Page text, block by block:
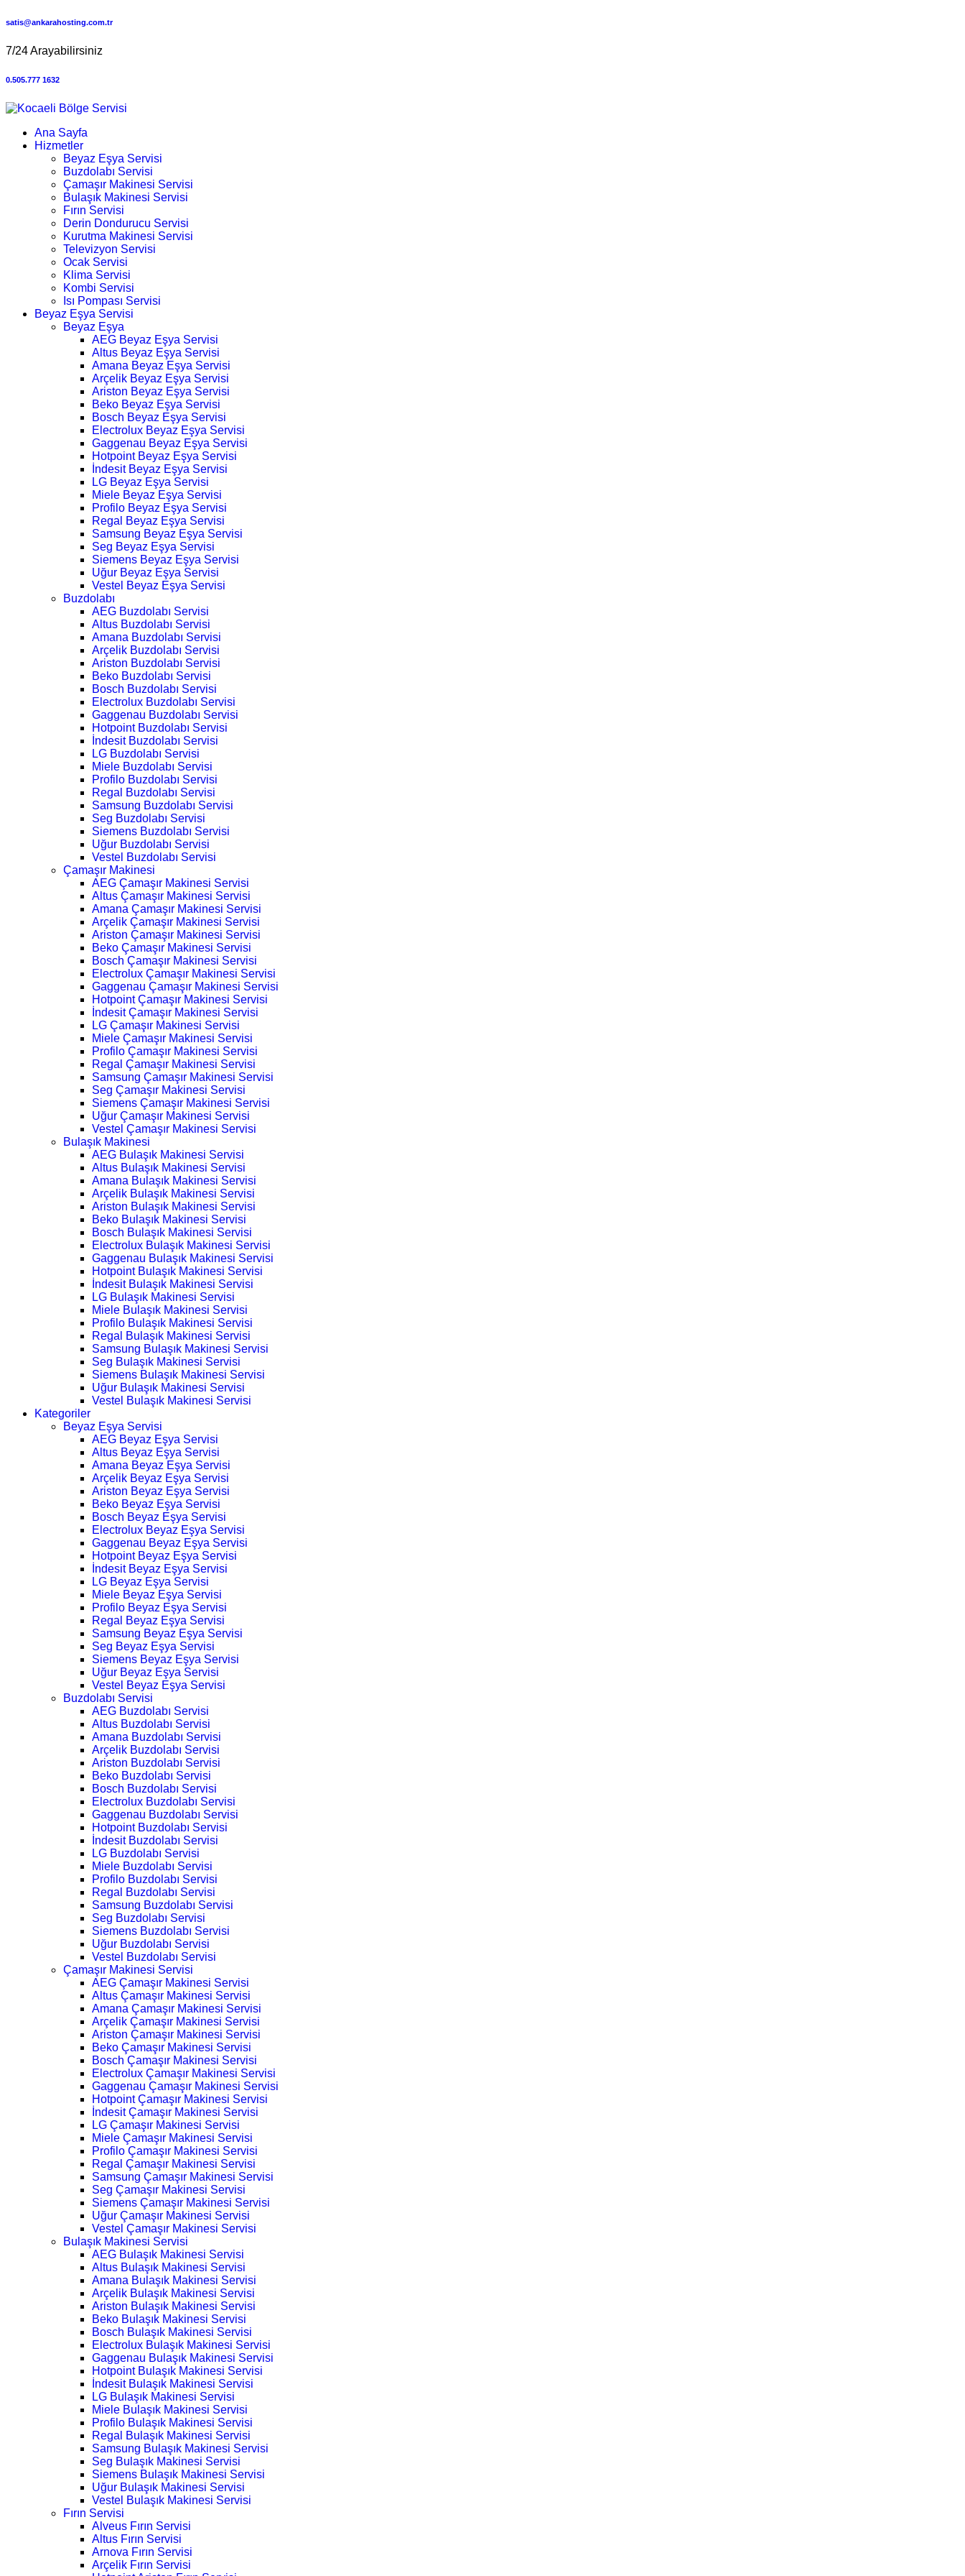
satis@ankarahosting.com.tr
7/24 Arayabilirsiniz
0.505.777 1632
Ana Sayfa
Hizmetler
Beyaz Eşya Servisi
Buzdolabı Servisi
Çamaşır Makinesi Servisi
Bulaşık Makinesi Servisi
Fırın Servisi
Derin Dondurucu Servisi
Kurutma Makinesi Servisi
Televizyon Servisi
Ocak Servisi
Klima Servisi
Kombi Servisi
Isı Pompası Servisi
Beyaz Eşya Servisi
Beyaz Eşya
AEG Beyaz Eşya Servisi
Altus Beyaz Eşya Servisi
Amana Beyaz Eşya Servisi
Arçelik Beyaz Eşya Servisi
Ariston Beyaz Eşya Servisi
Beko Beyaz Eşya Servisi
Bosch Beyaz Eşya Servisi
Electrolux Beyaz Eşya Servisi
Gaggenau Beyaz Eşya Servisi
Hotpoint Beyaz Eşya Servisi
İndesit Beyaz Eşya Servisi
LG Beyaz Eşya Servisi
Miele Beyaz Eşya Servisi
Profilo Beyaz Eşya Servisi
Regal Beyaz Eşya Servisi
Samsung Beyaz Eşya Servisi
Seg Beyaz Eşya Servisi
Siemens Beyaz Eşya Servisi
Uğur Beyaz Eşya Servisi
Vestel Beyaz Eşya Servisi
Buzdolabı
AEG Buzdolabı Servisi
Altus Buzdolabı Servisi
Amana Buzdolabı Servisi
Arçelik Buzdolabı Servisi
Ariston Buzdolabı Servisi
Beko Buzdolabı Servisi
Bosch Buzdolabı Servisi
Electrolux Buzdolabı Servisi
Gaggenau Buzdolabı Servisi
Hotpoint Buzdolabı Servisi
İndesit Buzdolabı Servisi
LG Buzdolabı Servisi
Miele Buzdolabı Servisi
Profilo Buzdolabı Servisi
Regal Buzdolabı Servisi
Samsung Buzdolabı Servisi
Seg Buzdolabı Servisi
Siemens Buzdolabı Servisi
Uğur Buzdolabı Servisi
Vestel Buzdolabı Servisi
Çamaşır Makinesi
AEG Çamaşır Makinesi Servisi
Altus Çamaşır Makinesi Servisi
Amana Çamaşır Makinesi Servisi
Arçelik Çamaşır Makinesi Servisi
Ariston Çamaşır Makinesi Servisi
Beko Çamaşır Makinesi Servisi
Bosch Çamaşır Makinesi Servisi
Electrolux Çamaşır Makinesi Servisi
Gaggenau Çamaşır Makinesi Servisi
Hotpoint Çamaşır Makinesi Servisi
İndesit Çamaşır Makinesi Servisi
LG Çamaşır Makinesi Servisi
Miele Çamaşır Makinesi Servisi
Profilo Çamaşır Makinesi Servisi
Regal Çamaşır Makinesi Servisi
Samsung Çamaşır Makinesi Servisi
Seg Çamaşır Makinesi Servisi
Siemens Çamaşır Makinesi Servisi
Uğur Çamaşır Makinesi Servisi
Vestel Çamaşır Makinesi Servisi
Bulaşık Makinesi
AEG Bulaşık Makinesi Servisi
Altus Bulaşık Makinesi Servisi
Amana Bulaşık Makinesi Servisi
Arçelik Bulaşık Makinesi Servisi
Ariston Bulaşık Makinesi Servisi
Beko Bulaşık Makinesi Servisi
Bosch Bulaşık Makinesi Servisi
Electrolux Bulaşık Makinesi Servisi
Gaggenau Bulaşık Makinesi Servisi
Hotpoint Bulaşık Makinesi Servisi
İndesit Bulaşık Makinesi Servisi
LG Bulaşık Makinesi Servisi
Miele Bulaşık Makinesi Servisi
Profilo Bulaşık Makinesi Servisi
Regal Bulaşık Makinesi Servisi
Samsung Bulaşık Makinesi Servisi
Seg Bulaşık Makinesi Servisi
Siemens Bulaşık Makinesi Servisi
Uğur Bulaşık Makinesi Servisi
Vestel Bulaşık Makinesi Servisi
Kategoriler
Beyaz Eşya Servisi
AEG Beyaz Eşya Servisi
Altus Beyaz Eşya Servisi
Amana Beyaz Eşya Servisi
Arçelik Beyaz Eşya Servisi
Ariston Beyaz Eşya Servisi
Beko Beyaz Eşya Servisi
Bosch Beyaz Eşya Servisi
Electrolux Beyaz Eşya Servisi
Gaggenau Beyaz Eşya Servisi
Hotpoint Beyaz Eşya Servisi
İndesit Beyaz Eşya Servisi
LG Beyaz Eşya Servisi
Miele Beyaz Eşya Servisi
Profilo Beyaz Eşya Servisi
Regal Beyaz Eşya Servisi
Samsung Beyaz Eşya Servisi
Seg Beyaz Eşya Servisi
Siemens Beyaz Eşya Servisi
Uğur Beyaz Eşya Servisi
Vestel Beyaz Eşya Servisi
Buzdolabı Servisi
AEG Buzdolabı Servisi
Altus Buzdolabı Servisi
Amana Buzdolabı Servisi
Arçelik Buzdolabı Servisi
Ariston Buzdolabı Servisi
Beko Buzdolabı Servisi
Bosch Buzdolabı Servisi
Electrolux Buzdolabı Servisi
Gaggenau Buzdolabı Servisi
Hotpoint Buzdolabı Servisi
İndesit Buzdolabı Servisi
LG Buzdolabı Servisi
Miele Buzdolabı Servisi
Profilo Buzdolabı Servisi
Regal Buzdolabı Servisi
Samsung Buzdolabı Servisi
Seg Buzdolabı Servisi
Siemens Buzdolabı Servisi
Uğur Buzdolabı Servisi
Vestel Buzdolabı Servisi
Çamaşır Makinesi Servisi
AEG Çamaşır Makinesi Servisi
Altus Çamaşır Makinesi Servisi
Amana Çamaşır Makinesi Servisi
Arçelik Çamaşır Makinesi Servisi
Ariston Çamaşır Makinesi Servisi
Beko Çamaşır Makinesi Servisi
Bosch Çamaşır Makinesi Servisi
Electrolux Çamaşır Makinesi Servisi
Gaggenau Çamaşır Makinesi Servisi
Hotpoint Çamaşır Makinesi Servisi
İndesit Çamaşır Makinesi Servisi
LG Çamaşır Makinesi Servisi
Miele Çamaşır Makinesi Servisi
Profilo Çamaşır Makinesi Servisi
Regal Çamaşır Makinesi Servisi
Samsung Çamaşır Makinesi Servisi
Seg Çamaşır Makinesi Servisi
Siemens Çamaşır Makinesi Servisi
Uğur Çamaşır Makinesi Servisi
Vestel Çamaşır Makinesi Servisi
Bulaşık Makinesi Servisi
AEG Bulaşık Makinesi Servisi
Altus Bulaşık Makinesi Servisi
Amana Bulaşık Makinesi Servisi
Arçelik Bulaşık Makinesi Servisi
Ariston Bulaşık Makinesi Servisi
Beko Bulaşık Makinesi Servisi
Bosch Bulaşık Makinesi Servisi
Electrolux Bulaşık Makinesi Servisi
Gaggenau Bulaşık Makinesi Servisi
Hotpoint Bulaşık Makinesi Servisi
İndesit Bulaşık Makinesi Servisi
LG Bulaşık Makinesi Servisi
Miele Bulaşık Makinesi Servisi
Profilo Bulaşık Makinesi Servisi
Regal Bulaşık Makinesi Servisi
Samsung Bulaşık Makinesi Servisi
Seg Bulaşık Makinesi Servisi
Siemens Bulaşık Makinesi Servisi
Uğur Bulaşık Makinesi Servisi
Vestel Bulaşık Makinesi Servisi
Fırın Servisi
Alveus Fırın Servisi
Altus Fırın Servisi
Arnova Fırın Servisi
Arçelik Fırın Servisi